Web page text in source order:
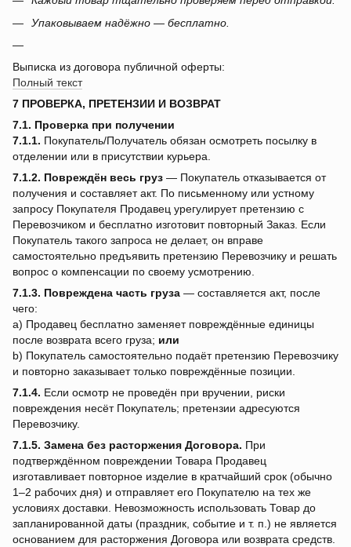
Упаковываем надёжно — бесплатно.
Выписка из договора публичной оферты:
Полный текст
7 ПРОВЕРКА, ПРЕТЕНЗИИ И ВОЗВРАТ
7.1. Проверка при получении
7.1.1. Покупатель/Получатель обязан осмотреть посылку в
отделении или в присутствии курьера.
7.1.2. Повреждён весь груз — Покупатель отказывается от
получения и составляет акт. По письменному или устному
запросу Покупателя Продавец урегулирует претензию с
Перевозчиком и бесплатно изготовит повторный Заказ. Если
Покупатель такого запроса не делает, он вправе
самостоятельно предъявить претензию Перевозчику и решать
вопрос о компенсации по своему усмотрению.
7.1.3. Повреждена часть груза — составляется акт, после
чего:
a) Продавец бесплатно заменяет повреждённые единицы
после возврата всего груза; или
b) Покупатель самостоятельно подаёт претензию Перевозчику
и повторно заказывает только повреждённые позиции.
7.1.4. Если осмотр не проведён при вручении, риски
повреждения несёт Покупатель; претензии адресуются
Перевозчику.
7.1.5. Замена без расторжения Договора. При
подтверждённом повреждении Товара Продавец
изготавливает повторное изделие в кратчайший срок (обычно
1–2 рабочих дня) и отправляет его Покупателю на тех же
условиях доставки. Невозможность использовать Товар до
запланированной даты (праздник, событие и т. п.) не является
основанием для расторжения Договора или возврата средств.